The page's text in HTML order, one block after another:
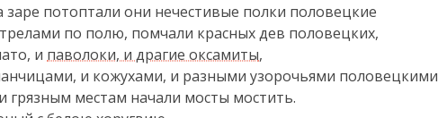
заре потоптали они нечестивые полки половецкие
по полю, помчали красных дев половецких,
и паволоки, и драгие оксамиты,
и кожухами, и разными узорочьями половецкими
грязным местам начали мосты мостить.